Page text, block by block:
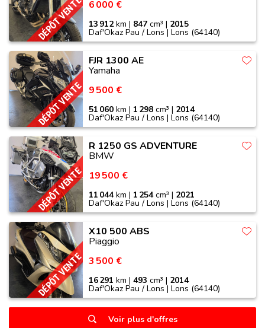
DÉPÔT VENTE 6 000 €
13 912km | 847 cm³ | 2015
Daf'Okaz Pau / Lons | Lons (64140)
DÉPÔT VENTE
FJR 1300 AE
Yamaha
9 500 €
51 060 km | 1 298 cm³ | 2014
Daf'Okaz Pau / Lons | Lons (64140)
DÉPÔT VENTE
R 1250 GS ADVENTURE
BMW
19 500 €
11 044km | 1 254cm³ | 2021
Daf'Okaz Pau / Lons | Lons (64140)
DÉPÔT VENTE
X10 500 ABS
Piaggio
3 500 €
16 291 km |493 cm³ | 2014
Daf'Okaz Pau / Lons | Lons (64140)
Voir plus d'offres